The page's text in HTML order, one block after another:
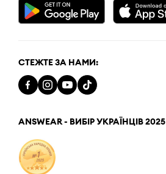
СТЕЖТЕ ЗА НАМИ:
ANSWEAR - ВИБІР УКРАЇНЦІВ 2025